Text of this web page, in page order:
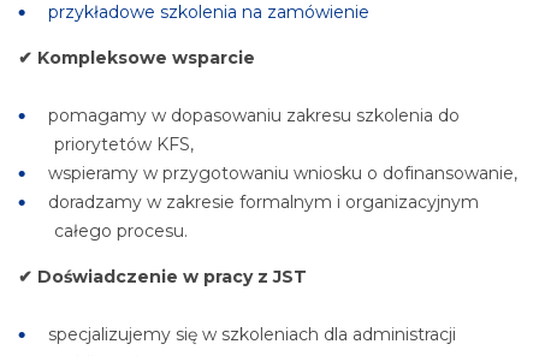
przykładowe szkolenia na zamówienie
✔ Kompleksowe wsparcie
pomagamy w dopasowaniu zakresu szkolenia do
priorytetów KFS,
wspieramy w przygotowaniu wniosku o dofinansowanie,
doradzamy w zakresie formalnym i organizacyjnym
całego procesu.
✔ Doświadczenie w pracy z JST
specjalizujemy się w szkoleniach dla administracji